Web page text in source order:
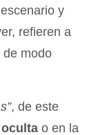
y
refieren a
de modo
, de este
oculta o en la